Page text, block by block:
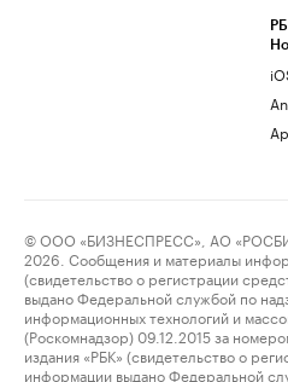
© ООО «БИЗНЕСПРЕСС», АО
2026. Сообщения и материалы
(свидетельство о регистрации
выдано Федеральной службой по
информационных технологий и
(Роскомнадзор) 09.12.2015 за
издания «РБК» (свидетельство о
информации выдано Федеральной